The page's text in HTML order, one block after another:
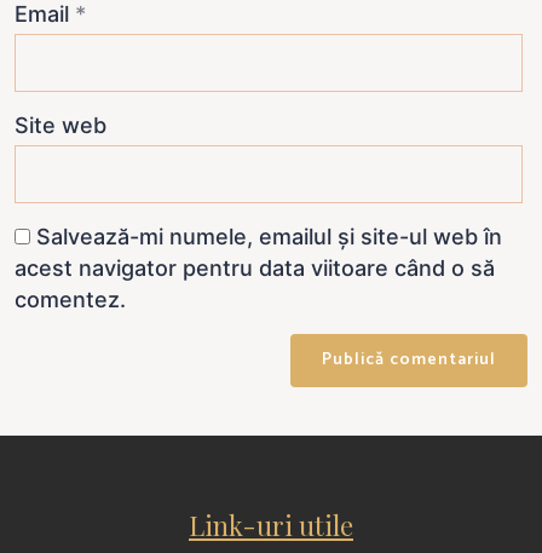
Email *
Site web
Salvează-mi numele, emailul și site-ul web în
acest navigator pentru data viitoare când o să
comentez.
Link-uri utile